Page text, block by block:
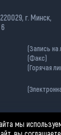
г. Минск,
(Запись на
(Факс)
(Горячая
мы